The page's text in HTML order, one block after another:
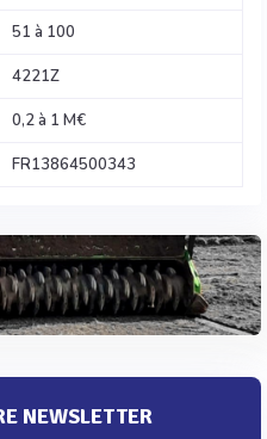
51 à 100
4221Z
0,2 à 1 M€
FR13864500343
NEWSLETTER